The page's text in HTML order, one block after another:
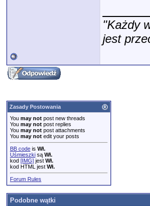
"Każdy
jest
Zasady Postowania
You may not post new threads
You may not post replies
You may not post attachments
You may not edit your posts
BB code is Wł.
Uśmieszki są Wł.
kod [IMG] jest Wł.
kod HTML jest Wł.
Forum Rules
Podobne wątki